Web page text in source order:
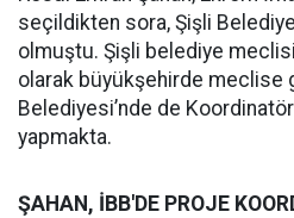
seçildikten sora, Şişli
olmuştu. Şişli belediye
olarak büyükşehirde meclise
Belediyesi’nde de Koordinatör
yapmakta.
ŞAHAN, İBB'DE PROJE